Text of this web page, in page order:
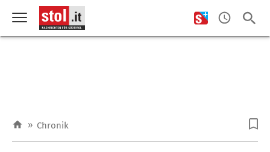
» Chronik